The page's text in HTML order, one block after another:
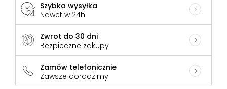
Szybka wysyłka
Nawet w 24h
Zwrot do 30 dni
Bezpieczne zakupy
Zamów telefonicznie
Zawsze doradzimy